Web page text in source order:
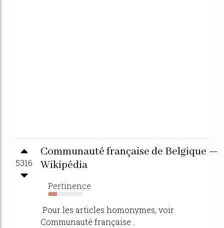
5316
Communauté française de Belgique —
Wikipédia
Pertinence
25%
Pour les articles homonymes, voir
Communauté française .